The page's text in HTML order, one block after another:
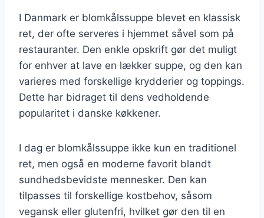
I Danmark er blomkålssuppe blevet en klassisk
ret, der ofte serveres i hjemmet såvel som på
restauranter. Den enkle opskrift gør det muligt
for enhver at lave en lækker suppe, og den kan
varieres med forskellige krydderier og toppings.
Dette har bidraget til dens vedholdende
popularitet i danske køkkener.
I dag er blomkålssuppe ikke kun en traditionel
ret, men også en moderne favorit blandt
sundhedsbevidste mennesker. Den kan
tilpasses til forskellige kostbehov, såsom
vegansk eller glutenfri, hvilket gør den til en